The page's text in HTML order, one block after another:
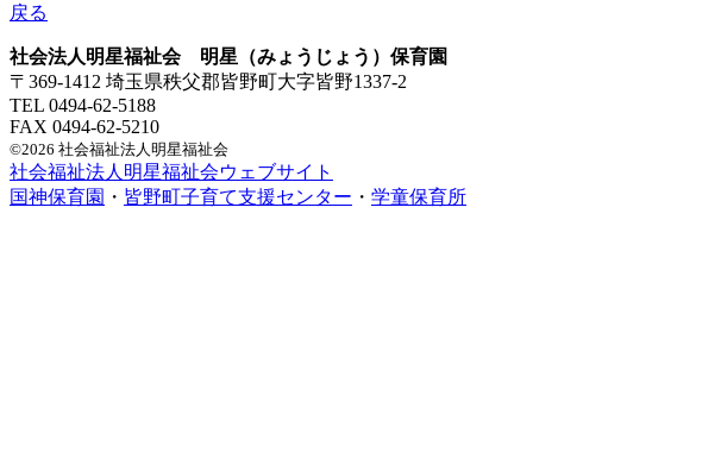
戻る
社会法人明星福祉会 明星（みょうじょう）保育園
〒369-1412 埼玉県秩父郡皆野町大字皆野1337-2
TEL 0494-62-5188
FAX 0494-62-5210
©2026 社会福祉法人明星福祉会
社会福祉法人明星福祉会ウェブサイト
国神保育園 ・ 皆野町子育て支援センター ・ 学童保育所